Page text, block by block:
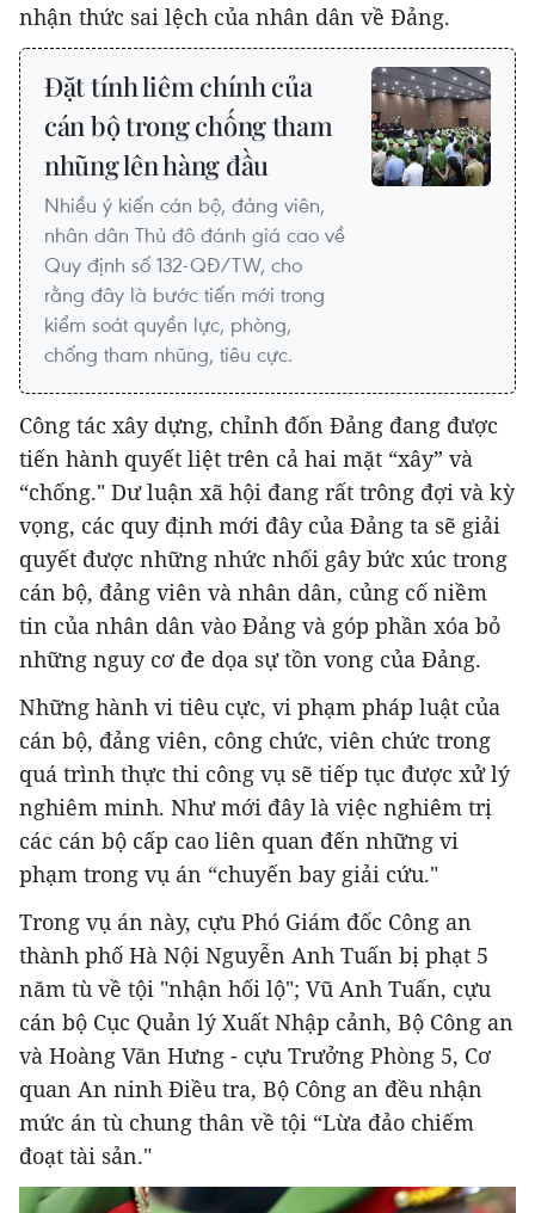
nhận thức sai lệch của nhân dân về Đảng.
Đặt tính liêm chính của
cán bộ trong chống tham
nhũng lên hàng đầu
Nhiều ý kiến cán bộ, đảng viên,
nhân dân Thủ đô đánh giá cao về
Quy định số 132-QĐ/TW, cho
rằng đây là bước tiến mới trong
kiểm soát quyền lực, phòng,
chống tham nhũng, tiêu cực.
Công tác xây dựng, chỉnh đốn Đảng đang được
tiến hành quyết liệt trên cả hai mặt “xây” và
“chống." Dư luận xã hội đang rất trông đợi và kỳ
vọng, các quy định mới đây của Đảng ta sẽ giải
quyết được những nhức nhối gây bức xúc trong
cán bộ, đảng viên và nhân dân, củng cố niềm
tin của nhân dân vào Đảng và góp phần xóa bỏ
những nguy cơ đe dọa sự tồn vong của Đảng.
Những hành vi tiêu cực, vi phạm pháp luật của
cán bộ, đảng viên, công chức, viên chức trong
quá trình thực thi công vụ sẽ tiếp tục được xử lý
nghiêm minh. Như mới đây là việc nghiêm trị
các cán bộ cấp cao liên quan đến những vi
phạm trong vụ án “chuyến bay giải cứu."
Trong vụ án này, cựu Phó Giám đốc Công an
thành phố Hà Nội Nguyễn Anh Tuấn bị phạt 5
năm tù về tội "nhận hối lộ"; Vũ Anh Tuấn, cựu
cán bộ Cục Quản lý Xuất Nhập cảnh, Bộ Công an
và Hoàng Văn Hưng - cựu Trưởng Phòng 5, Cơ
quan An ninh Điều tra, Bộ Công an đều nhận
mức án tù chung thân về tội “Lừa đảo chiếm
đoạt tài sản."